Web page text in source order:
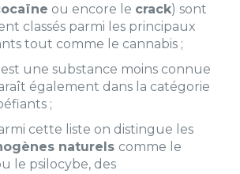
ou encore le crack) sont
classés parmi les principaux
tout comme le cannabis ;
une substance moins connue
également dans la catégorie
;
cette liste on distingue les
naturels comme le
le psilocybe, des